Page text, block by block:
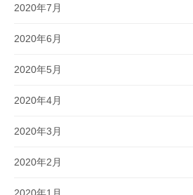
2020年7月
2020年6月
2020年5月
2020年4月
2020年3月
2020年2月